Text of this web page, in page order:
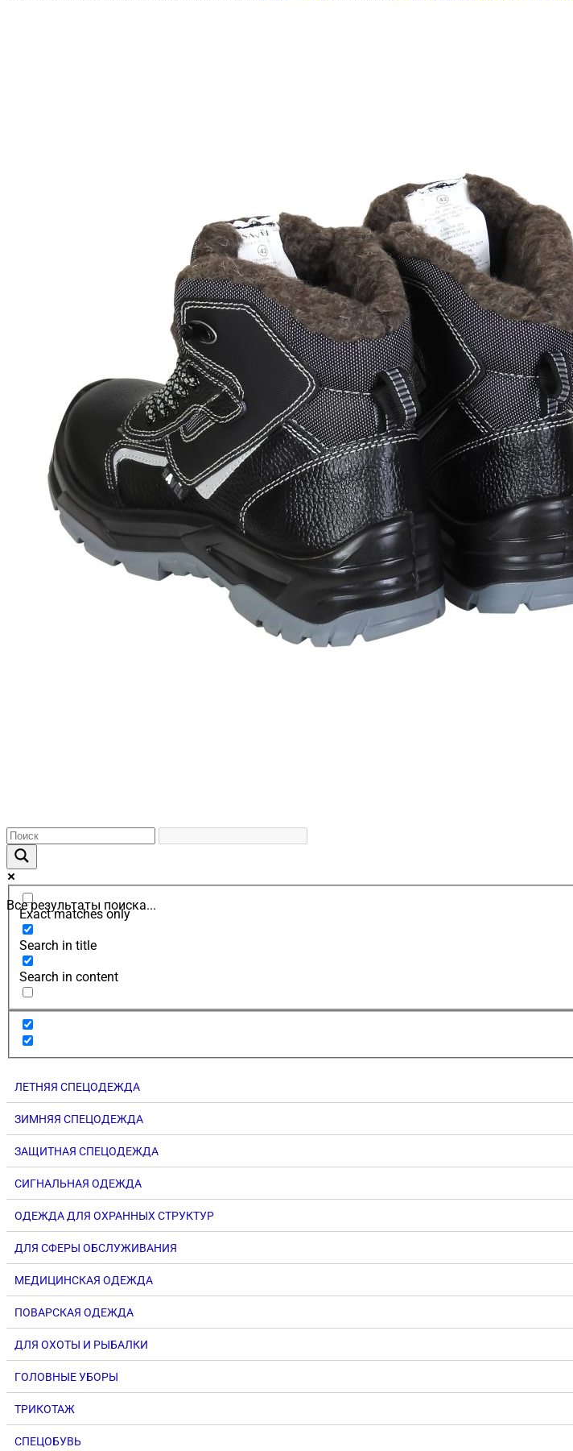
Все результаты поиска...
Exact matches only
Search in title
Search in content
ЛЕТНЯЯ СПЕЦОДЕЖДА
ЗИМНЯЯ СПЕЦОДЕЖДА
ЗАЩИТНАЯ СПЕЦОДЕЖДА
СИГНАЛЬНАЯ ОДЕЖДА
ОДЕЖДА ДЛЯ ОХРАННЫХ СТРУКТУР
ДЛЯ СФЕРЫ ОБСЛУЖИВАНИЯ
МЕДИЦИНСКАЯ ОДЕЖДА
ПОВАРСКАЯ ОДЕЖДА
ДЛЯ ОХОТЫ И РЫБАЛКИ
ГОЛОВНЫЕ УБОРЫ
ТРИКОТАЖ
СПЕЦОБУВЬ